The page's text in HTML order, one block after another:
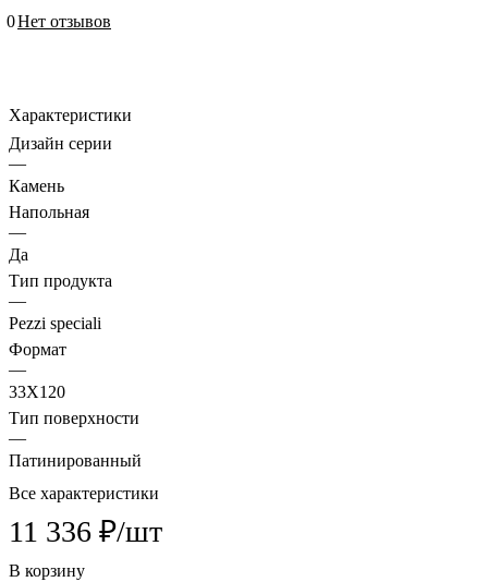
0Нет отзывов
Характеристики
Дизайн серии
—
Камень
Напольная
—
Да
Тип продукта
—
Pezzi speciali
Формат
—
33X120
Тип поверхности
—
Патинированный
Все характеристики
11 336 ₽/шт
В корзину